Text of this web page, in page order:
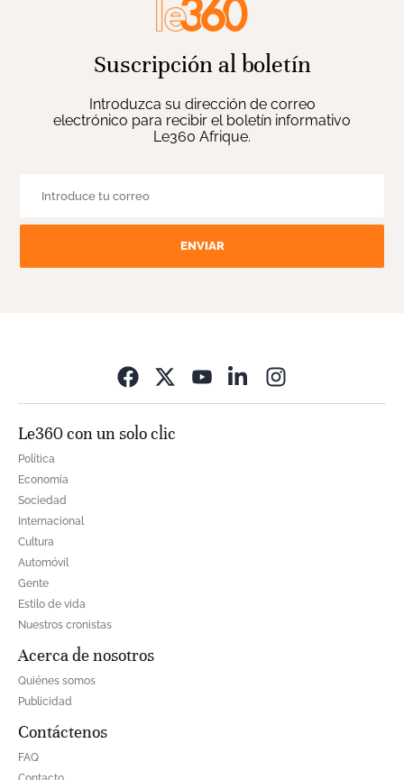
Suscripción al boletín
Introduzca su dirección de correo
electrónico para recibir el boletín informativo
Le360 Afrique.
ENVIAR
Le360 con un solo clic
Política
Economía
Sociedad
Internacional
Cultura
Automóvil
Gente
Estilo de vida
Nuestros cronistas
Acerca de nosotros
Quiénes somos
Publicidad
Contáctenos
FAQ